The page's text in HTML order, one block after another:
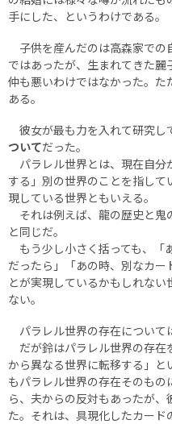
手にした、というわけである。
子供を産んだのは高森家での
ではあったが、生まれてきた
仲も悪いわけではなかった。
ある。
彼女が最も力を入れて研究し
ついてだった。
パラレル世界とは、現在自分
する」別の世界のことを指し
現している世界ともいえる。
それは例えば、龍の歴史と鬼
と同じだ。
もう少し小さく括っても、「
だったら」「あの時、別なカ
とが実現しているかもしれな
ない。
パラレル世界の存在について
だが鈴はパラレル世界の存在
から異なる世界に転移する」
もパラレル世界の存在そのも
ら、夫からの反対もあったが
た。それは、具現化したカード